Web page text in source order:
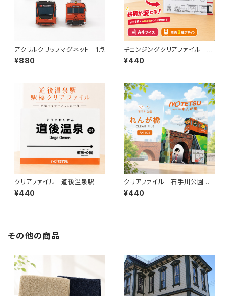
アクリルクリップマグネット 1点
¥880
チェンジングクリアファイル 伊
予鉄道（A）
¥440
クリアファイル 道後温泉駅
¥440
クリアファイル 石手川公園れ
んが橋
¥440
その他の商品